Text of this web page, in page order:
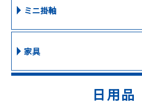
ミニ掛軸
家具
日用品